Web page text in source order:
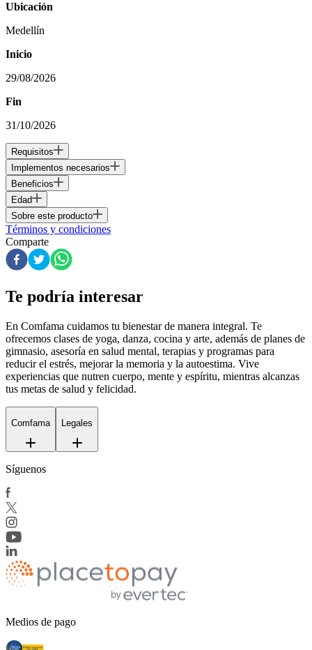
Ubicación
Medellín
Inicio
29/08/2026
Fin
31/10/2026
Requisitos
Implementos necesarios
Beneficios
Edad
Sobre este producto
Términos y condiciones
Comparte
Te podría interesar
En Comfama cuidamos tu bienestar de manera integral. Te
ofrecemos clases de yoga, danza, cocina y arte, además de planes de
gimnasio, asesoría en salud mental, terapias y programas para
reducir el estrés, mejorar la memoria y la autoestima. Vive
experiencias que nutren cuerpo, mente y espíritu, mientras alcanzas
tus metas de salud y felicidad.
Comfama Legales
Síguenos
Medios de pago